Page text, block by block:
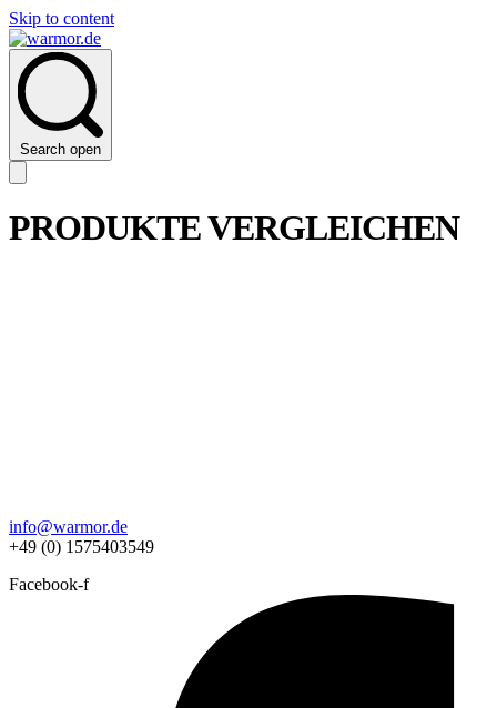
Skip to content
Search open
PRODUKTE VERGLEICHEN
info@warmor.de
+49 (0) 1575403549
Facebook-f